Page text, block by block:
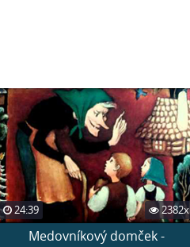
24:39 2382x
Medovníkový domček -